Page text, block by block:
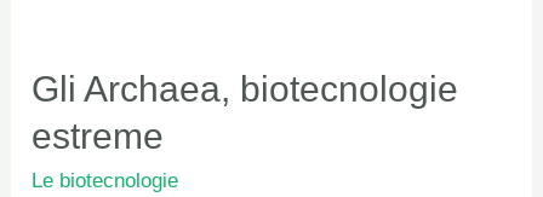
Gli Archaea, biotecnologie
estreme
Le biotecnologie
Gli
biotecnologie
estreme